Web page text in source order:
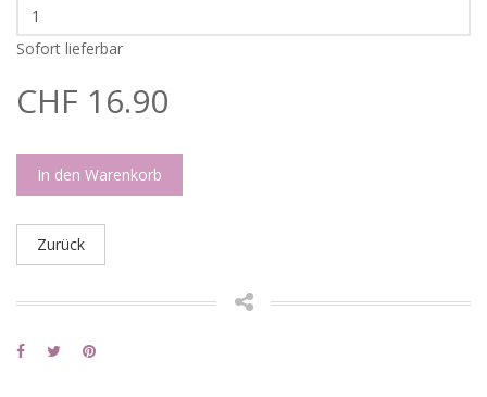
Sofort lieferbar
CHF 16.90
In den Warenkorb
Zurück